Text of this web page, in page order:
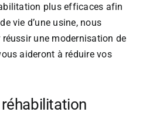
plus efficaces afin
vie d’une usine, nous
une modernisation de
aideront à réduire vos